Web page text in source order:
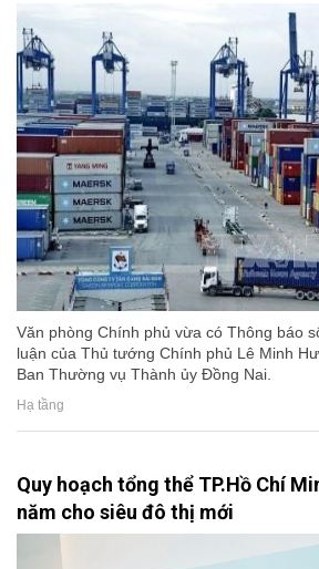
Văn phòng Chính phủ vừa có Thông báo
luận của Thủ tướng Chính phủ Lê Minh
Ban Thường vụ Thành ủy Đồng Nai.
Hạ tầng
Quy hoạch tổng thể TP.Hồ Chí
năm cho siêu đô thị mới